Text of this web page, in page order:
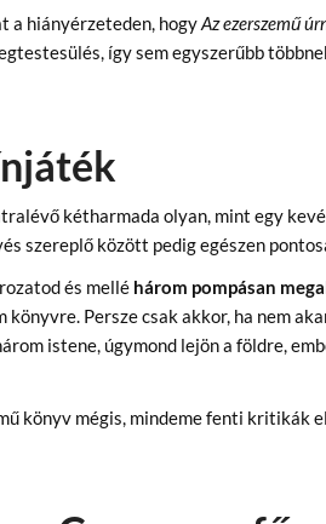
a hiányérzeteden, hogyAz ezerszemű
így sem egyszerűbb
kétharmada olyan, mint egy
szereplő között pedig egészen
és mellé három pompásan
Persze csak akkor, ha nem
istene, úgymond lejön a földre,
könyv mégis, mindeme fenti kritikák